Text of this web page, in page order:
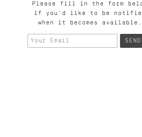
Please fill in the form
if you'd like to be
when it becomes available.